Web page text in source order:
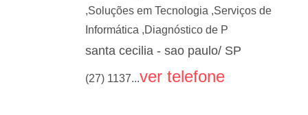
,Soluções em Tecnologia ,Serviços de
Informática ,Diagnóstico de P
santa cecilia - sao paulo/ SP
(27) 1137...ver telefone